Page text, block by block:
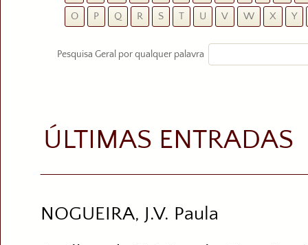
O P Q R S T U V W X Y
Pesquisa Geral por qualquer palavra
ÚLTIMAS ENTRADAS
NOGUEIRA, J.V. Paula